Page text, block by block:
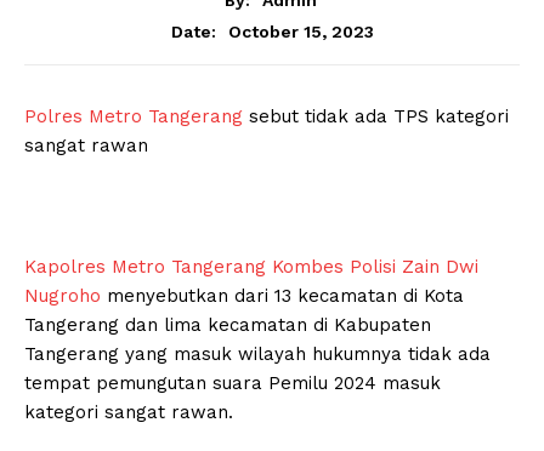
Date:
October 15, 2023
Polres Metro Tangerang sebut tidak ada TPS kategori
sangat rawan
Kapolres Metro Tangerang Kombes Polisi Zain Dwi
Nugroho menyebutkan dari 13 kecamatan di Kota
Tangerang dan lima kecamatan di Kabupaten
Tangerang yang masuk wilayah hukumnya tidak ada
tempat pemungutan suara Pemilu 2024 masuk
kategori sangat rawan.